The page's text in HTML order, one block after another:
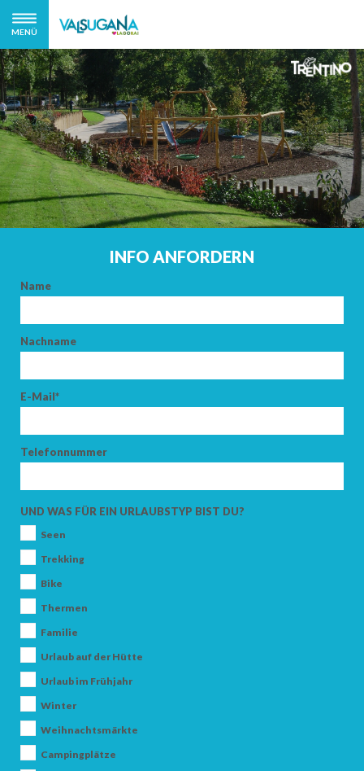
MENÜ
INFO ANFORDERN
Name
Nachname
E-Mail*
Telefonnummer
UND WAS FÜR EIN URLAUBSTYP BIST DU?
Seen
Trekking
Bike
Thermen
Familie
Urlaub auf der Hütte
Urlaub im Frühjahr
Winter
Weihnachtsmärkte
Campingplätze